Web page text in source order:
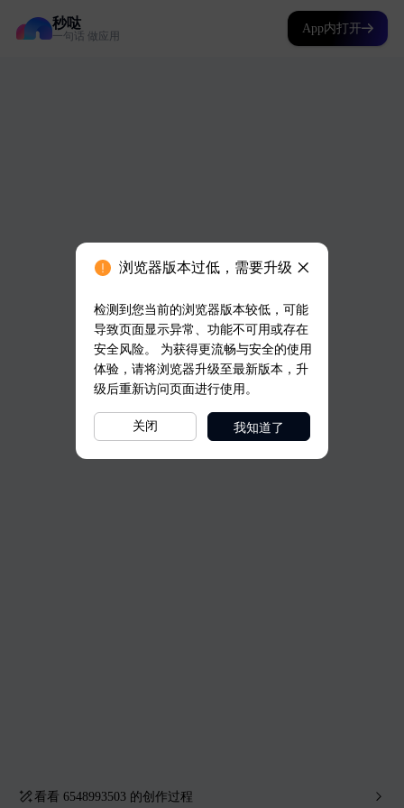
秒哒
一句话 做应用
App内打开
看看 6548993503 的创作过程
浏览器版本过低，需要升级
检测到您当前的浏览器版本较低，可能
导致页面显示异常、功能不可用或存在
安全风险。 为获得更流畅与安全的使用
体验，请将浏览器升级至最新版本，升
级后重新访问页面进行使用。
关闭 我知道了